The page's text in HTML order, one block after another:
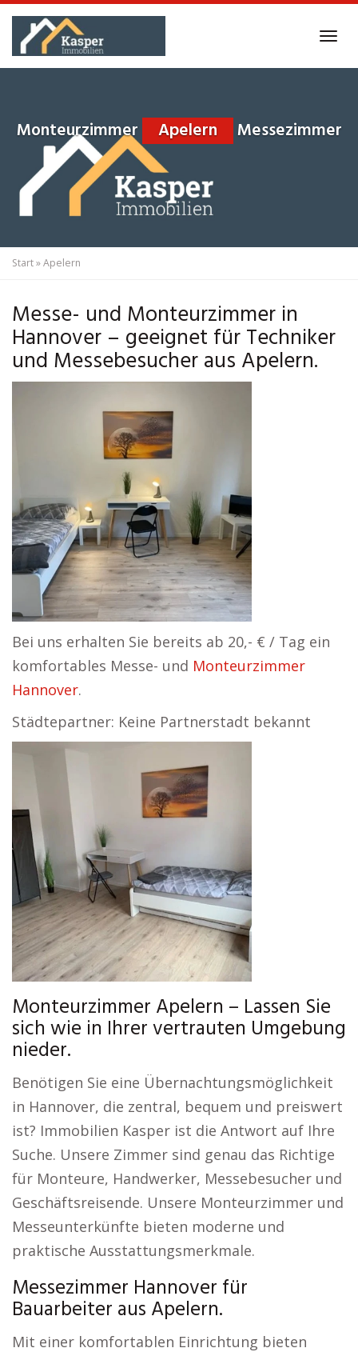
Skip
main
Monteurzimmer Apelern Messezimmer
Start»Apelern
Messe- und Monteurzimmer in
Hannover – geeignet für Techniker
und Messebesucher aus Apelern.
Bei uns erhalten Sie bereits ab 20,- € / Tag ein
komfortables Messe- und Monteurzimmer
Hannover.
Städtepartner: Keine Partnerstadt bekannt
Monteurzimmer Apelern – Lassen Sie
sich wie in Ihrer vertrauten Umgebung
nieder.
Benötigen Sie eine Übernachtungsmöglichkeit
in Hannover, die zentral, bequem und preiswert
ist? Immobilien Kasper ist die Antwort auf Ihre
Suche. Unsere Zimmer sind genau das Richtige
für Monteure, Handwerker, Messebesucher und
Geschäftsreisende. Unsere Monteurzimmer und
Messeunterkünfte bieten moderne und
praktische Ausstattungsmerkmale.
Messezimmer Hannover für
Bauarbeiter aus Apelern.
Mit einer komfortablen Einrichtung bieten